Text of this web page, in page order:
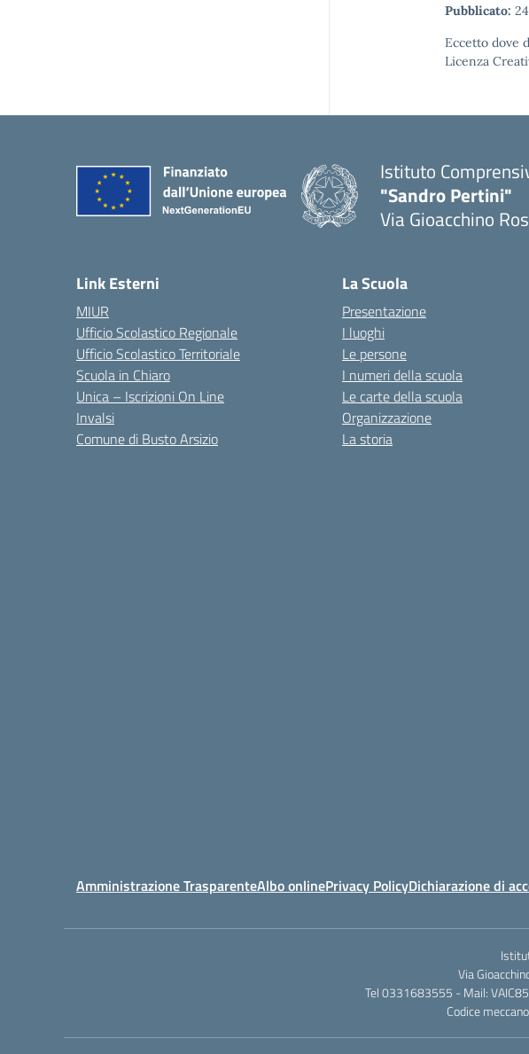
Pubblicato:
Eccetto dove
Licenza
Istituto
"Sandro Pertini"
Via Gioacchino
Link Esterni
MIUR
Ufficio Scolastico Regionale
Ufficio Scolastico Territoriale
Scuola in Chiaro
Unica – Iscrizioni On Line
Invalsi
Comune di Busto Arsizio
La Scuola
Presentazione
I luoghi
Le persone
I numeri della scuola
Le carte della scuola
Organizzazione
La storia
Amministrazione TrasparenteAlbo onlinePrivacy PolicyDichiarazione di
Via
Tel 0331683555 - Mail:
Codice